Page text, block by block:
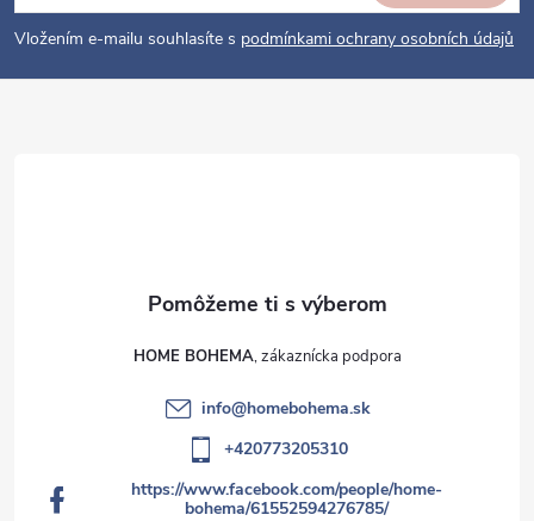
v
k
y
e
Vložením e-mailu souhlasíte s podmínkami ochrany osobních údajů
HOME BOHEMA
info@homebohema.sk
+420773205310
https://www.facebook.com/people/home-
bohema/61552594276785/